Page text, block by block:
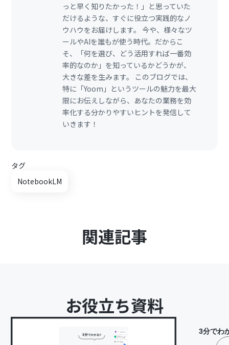
っと早く知りたかった！」と思っていた
だけるような、すぐに役立つ実践的なノ
ウハウをお届けします。 今や、様々なツ
ールやAIを誰もが使う時代。だからこ
そ、「何を選び、どう活用すれば一番効
率的なのか」を知っているかどうかが、
大きな差を生みます。 このブログでは、
特に「Yoom」というツールの魅力を最大
限にお伝えしながら、あなたの業務を効
率化する分かりやすいヒントを発信して
いきます！
タグ
NotebookLM
関連記事
お役立ち資料
3分でわ